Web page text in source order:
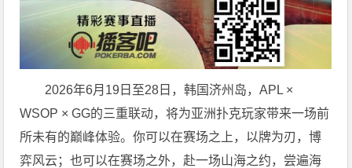
2026年6月19日至28日，韩国济州岛，APL ×
WSOP × GG的三重联动，将为亚洲扑克玩家带来一场前
所未有的巅峰体验。你可以在赛场之上，以牌为刃，博
弈风云；也可以在赛场之外，赴一场山海之约，尝遍海